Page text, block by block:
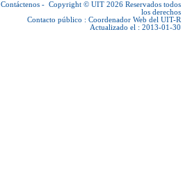
Contáctenos - Copyright © UIT 2026 Reservados todos
los derechos
Contacto público : Coordenador Web del UIT-R
Actualizado el : 2013-01-30